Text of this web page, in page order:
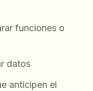
funciones o
datos
anticipen el